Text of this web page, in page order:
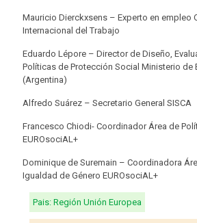
Mauricio Dierckxsens – Experto en empleo
Internacional del Trabajo
Eduardo Lépore – Director de Diseño,
Políticas de Protección Social Ministerio de
(Argentina)
Alfredo Suárez – Secretario General SISCA
Francesco Chiodi- Coordinador Área de
EUROsociAL+
Dominique de Suremain – Coordinadora
Igualdad de Género EUROsociAL+
Pais: Región Unión Europea